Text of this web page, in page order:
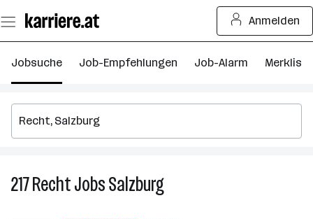
Seiteninhalt
springen
Anmelden
Jobsuche Job-Empfehlungen Job-Alarm Merkliste
217RechtJobsSalzburg217
Recht